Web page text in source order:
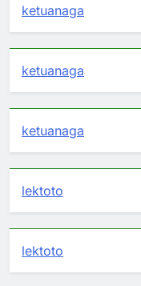
ketuanaga
ketuanaga
ketuanaga
lektoto
lektoto